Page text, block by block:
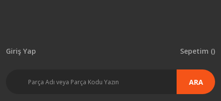
ARA
Giriş Yap Sepetim ()